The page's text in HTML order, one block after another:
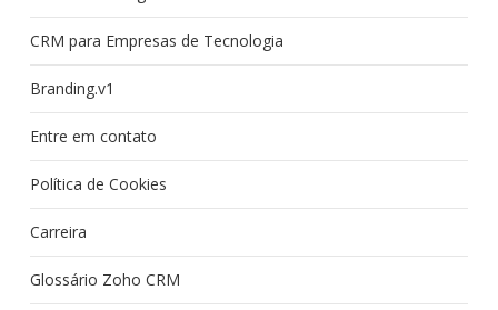
CRM para Empresas de Tecnologia
Branding.v1
Entre em contato
Política de Cookies
Carreira
Glossário Zoho CRM